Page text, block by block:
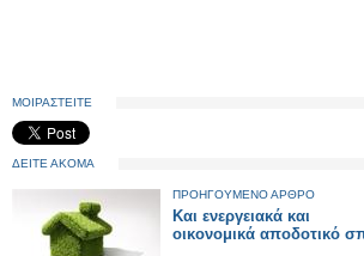
ΜΟΙΡΑΣΤΕΙΤΕ
ΔΕΙΤΕ ΑΚΟΜΑ
ΠΡΟΗΓΟΥΜΕΝΟ ΑΡΘΡΟ
Και ενεργειακά και
οικονομικά αποδοτικό